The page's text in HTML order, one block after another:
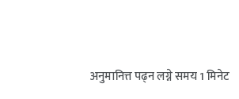
अनुमानित्त पढ्न लग्ने समय1मिनेट